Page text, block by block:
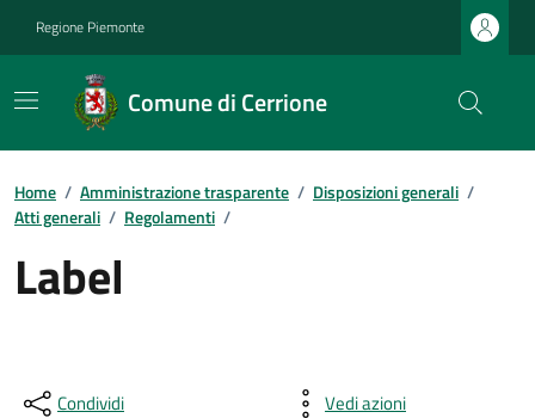
Regione Piemonte
Comune di Cerrione
Home / Amministrazione trasparente / Disposizioni generali /
Atti generali / Regolamenti /
Label
Condividi Vedi azioni